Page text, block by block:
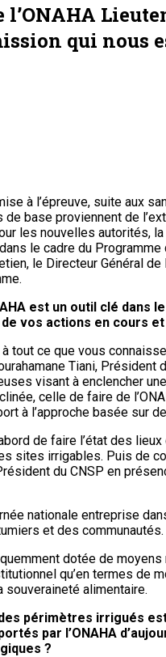
l’ONAHA
qui nous
à l’épreuve, suite aux
base proviennent de
les nouvelles autorités, la
le cadre du
le Directeur Général
est un outil clé
de vos actions en cours
tout ce que vous
Tiani, Président
visant à enclencher
celle de faire de
à l’approche basée sur
de faire l’état des
sites irrigables. Puis de
du CNSP en
nationale entreprise
et des communautés.
dotée de
qu’en termes de
alimentaire.
périmètres irrigués
par l’ONAHA
?